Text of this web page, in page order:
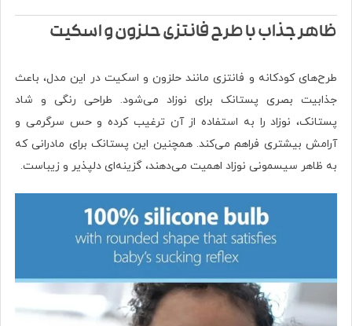
ظاهر جذاب با طرح فانتزی حلزون و اسکیت
طرح‌های کودکانه و فانتزی مانند حلزون و اسکیت در این مدل، باعث
جذابیت بصری پستانک برای نوزاد می‌شود. طراحی رنگی و شاد
پستانک، نوزاد را به استفاده از آن ترغیب کرده و حس سرگرمی و
آرامش بیشتری فراهم می‌کند. همچنین این پستانک برای مادرانی که
به ظاهر سیسمونی نوزاد اهمیت می‌دهند، گزینه‌ای دلپذیر و زیباست.